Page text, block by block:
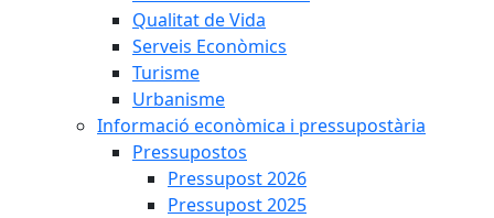
Qualitat de Vida
Serveis Econòmics
Turisme
Urbanisme
Informació econòmica i pressupostària
Pressupostos
Pressupost 2026
Pressupost 2025